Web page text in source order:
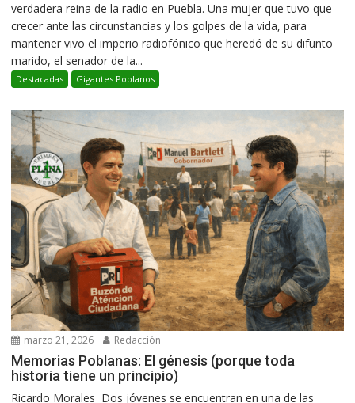
verdadera reina de la radio en Puebla. Una mujer que tuvo que
crecer ante las circunstancias y los golpes de la vida, para
mantener vivo el imperio radiofónico que heredó de su difunto
marido, el senador de la...
Destacadas Gigantes Poblanos
marzo 21, 2026 Redacción
Memorias Poblanas: El génesis (porque toda
historia tiene un principio)
Ricardo Morales Dos jóvenes se encuentran en una de las